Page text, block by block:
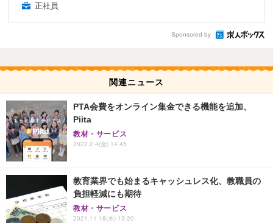
正社員
Sponsored by
関連ニュース
PTA会費をオンライン集金できる機能を追加、
Piita
教材・サービス
2022.2.4(金) 14:45
教育業界でも始まるキャッシュレス化、教職員の
負担軽減にも期待
教材・サービス
2021.11.18(木) 13:20